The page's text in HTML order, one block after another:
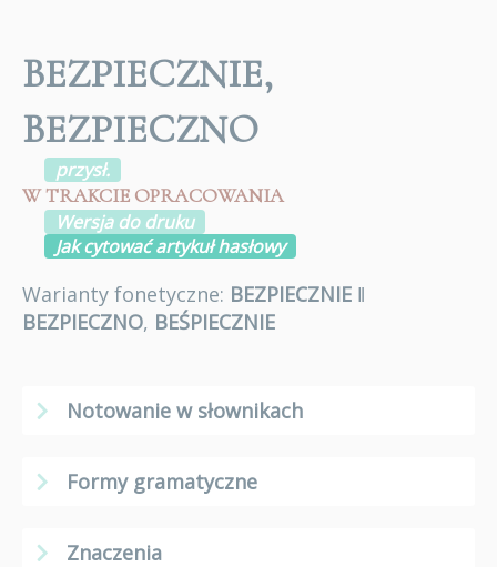
BEZPIECZNIE,
BEZPIECZNO
przysł.
W TRAKCIE OPRACOWANIA
Wersja do druku
Jak cytować artykuł hasłowy
Warianty fonetyczne: BEZPIECZNIE ǁ
BEZPIECZNO, BEŚPIECZNIE
Notowanie w słownikach
Formy gramatyczne
Znaczenia